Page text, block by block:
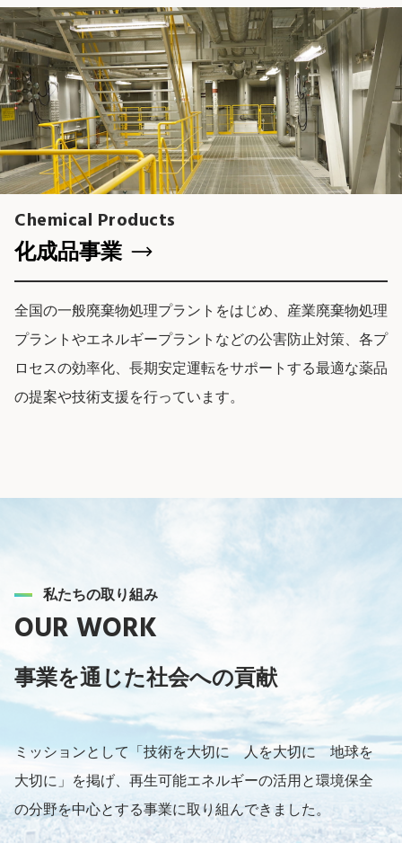
Chemical Products
化成品事業
全国の一般廃棄物処理プラントをはじめ、産業廃棄物処理
プラントやエネルギープラントなどの公害防止対策、各プ
ロセスの効率化、長期安定運転をサポートする最適な薬品
の提案や技術支援を行っています。
私たちの取り組み
OUR WORK
事業を通じた社会への貢献
ミッションとして「技術を大切に 人を大切に 地球を
大切に」を掲げ、再生可能エネルギーの活用と環境保全
の分野を中心とする事業に取り組んできました。